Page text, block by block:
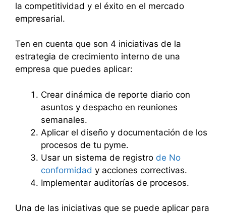
la competitividad y el éxito en el mercado
empresarial.
Ten en cuenta que son 4 iniciativas de la
estrategia de crecimiento interno de una
empresa que puedes aplicar:
Crear dinámica de reporte diario con
asuntos y despacho en reuniones
semanales.
Aplicar el diseño y documentación de los
procesos de tu pyme.
Usar un sistema de registro de No
conformidad y acciones correctivas.
Implementar auditorías de procesos.
Una de las iniciativas que se puede aplicar para